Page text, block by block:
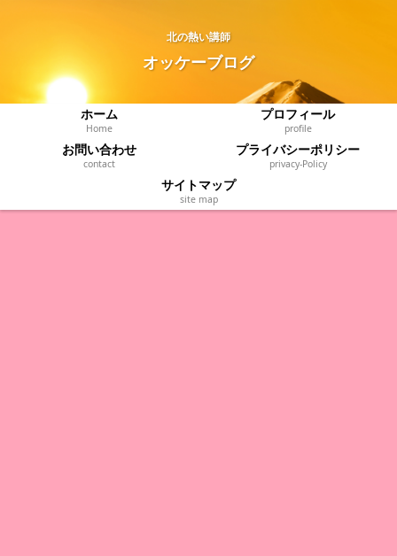
北の熱い講師
オッケーブログ
ホーム
Home
プロフィール
profile
お問い合わせ
contact
プライバシーポリシー
privacy‐Policy
サイトマップ
site map